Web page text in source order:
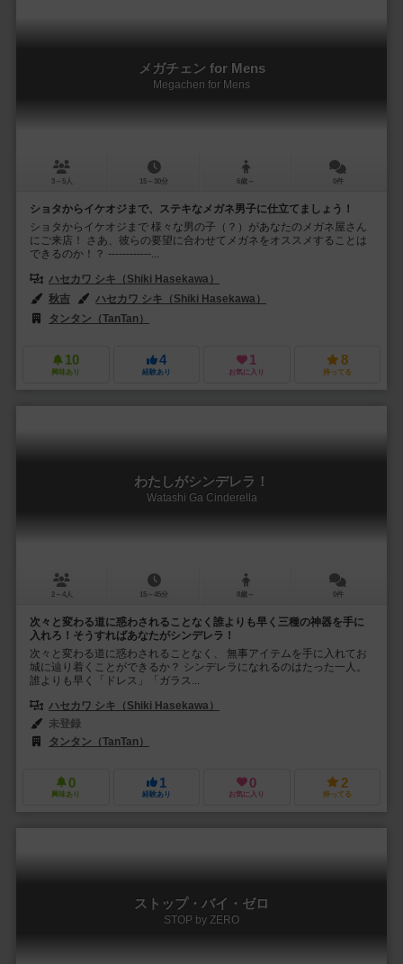
メガチェン for Mens
Megachen for Mens
3～5人 15～30分 6歳～ 0件
ショタからイケオジまで、ステキなメガネ男子に仕立てましょう！
ショタからイケオジまで 様々な男の子（？）があなたのメガネ屋さん
にご来店！ さあ、彼らの要望に合わせてメガネをオススメすることは
できるのか！？ ------------...
ハセカワ シキ（Shiki Hasekawa）
秋吉
ハセカワ シキ（Shiki Hasekawa）
タンタン（TanTan）
10
興味あり
4
経験あり
1
お気に入り
8
持ってる
わたしがシンデレラ！
Watashi Ga Cinderella
2～4人 15～45分 8歳～ 0件
次々と変わる道に惑わされることなく誰よりも早く三種の神器を手に
入れろ！そうすればあなたがシンデレラ！
次々と変わる道に惑わされることなく、 無事アイテムを手に入れてお
城に辿り着くことができるか？ シンデレラになれるのはたった一人。
誰よりも早く「ドレス」「ガラス...
ハセカワ シキ（Shiki Hasekawa）
未登録
タンタン（TanTan）
0
興味あり
1
経験あり
0
お気に入り
2
持ってる
ストップ・バイ・ゼロ
STOP by ZERO